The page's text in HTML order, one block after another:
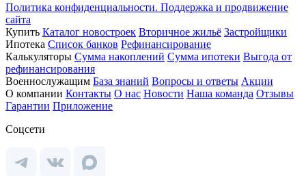
Политика конфиденциальности. Поддержка и продвижение
сайта
Купить Каталог новостроек Вторичное жильё Застройщики
Ипотека Список банков Рефинансирование
Калькуляторы Сумма накоплений Сумма ипотеки Выгода от
рефинансирования
Военнослужащим База знаний Вопросы и ответы Акции
О компании Контакты О нас Новости Наша команда Отзывы
Гарантии Приложение
Соцсети